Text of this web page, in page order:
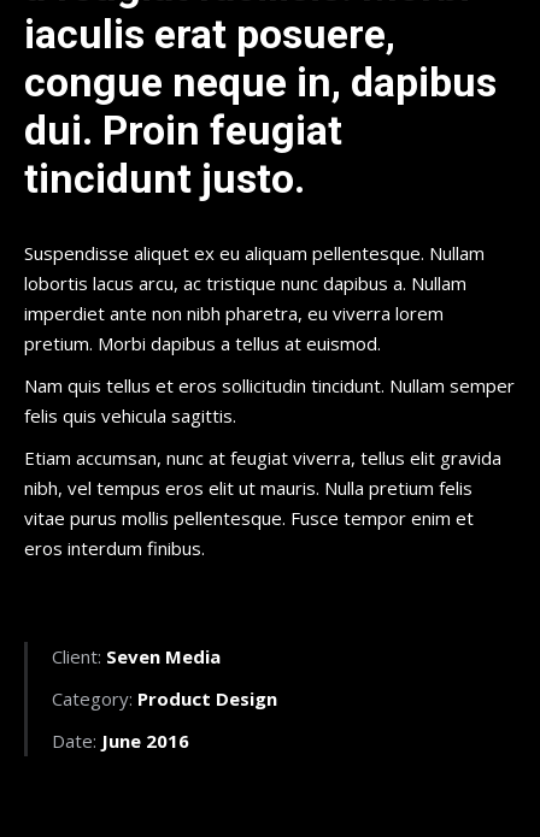
iaculis erat posuere,
congue neque in, dapibus
dui. Proin feugiat
tincidunt justo.
Suspendisse aliquet ex eu aliquam pellentesque. Nullam
lobortis lacus arcu, ac tristique nunc dapibus a. Nullam
imperdiet ante non nibh pharetra, eu viverra lorem
pretium. Morbi dapibus a tellus at euismod.
Nam quis tellus et eros sollicitudin tincidunt. Nullam semper
felis quis vehicula sagittis.
Etiam accumsan, nunc at feugiat viverra, tellus elit gravida
nibh, vel tempus eros elit ut mauris. Nulla pretium felis
vitae purus mollis pellentesque. Fusce tempor enim et
eros interdum finibus.
Client: Seven Media
Category: Product Design
Date: June 2016